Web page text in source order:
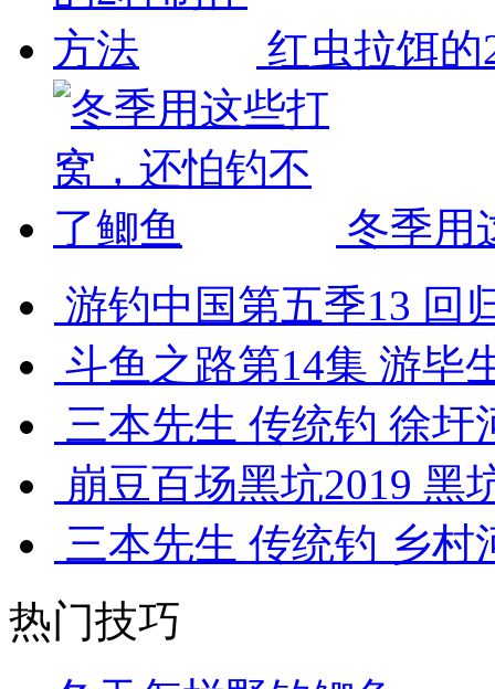
红虫拉饵
冬季用
游钓中国第五季13 回
斗鱼之路第14集 游毕
三本先生 传统钓 徐圩
崩豆百场黑坑2019 黑
三本先生 传统钓 乡村
热门技巧